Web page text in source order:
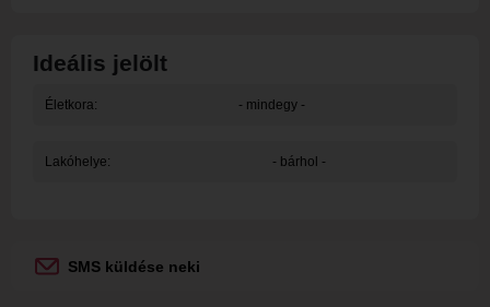
Ideális jelölt
Életkora: - mindegy -
Lakóhelye: - bárhol -
SMS küldése neki